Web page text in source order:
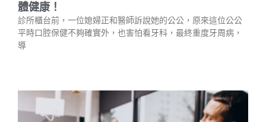
體健康！
診所櫃台前，一位媳婦正和醫師訴說她的公公，原來這位公公
平時口腔保健不夠確實外，也害怕看牙科，最終重度牙周病，
導